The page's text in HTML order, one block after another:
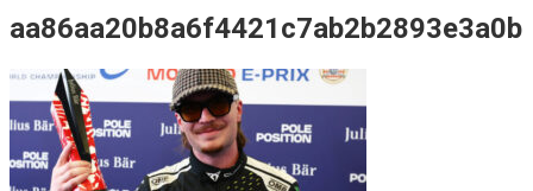
aa86aa20b8a6f4421c7ab2b2893e3a0b